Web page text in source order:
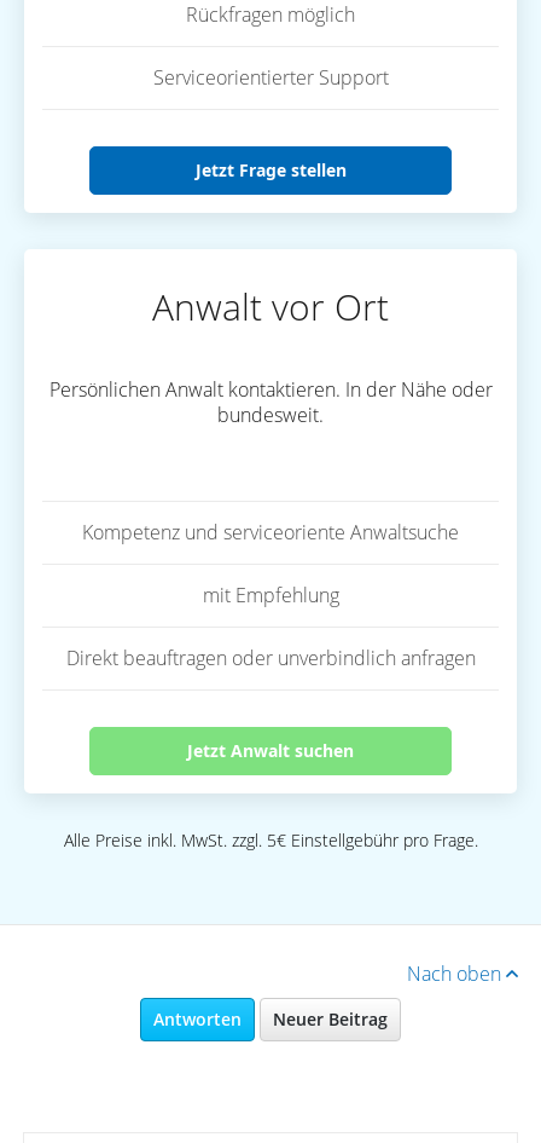
Rückfragen möglich
Serviceorientierter Support
Jetzt Frage stellen
Anwalt vor Ort
Persönlichen Anwalt kontaktieren. In der Nähe oder
bundesweit.
Kompetenz und serviceoriente Anwaltsuche
mit Empfehlung
Direkt beauftragen oder unverbindlich anfragen
Jetzt Anwalt suchen
Alle Preise inkl. MwSt. zzgl. 5€ Einstellgebühr pro Frage.
Nach oben
Antworten Neuer Beitrag